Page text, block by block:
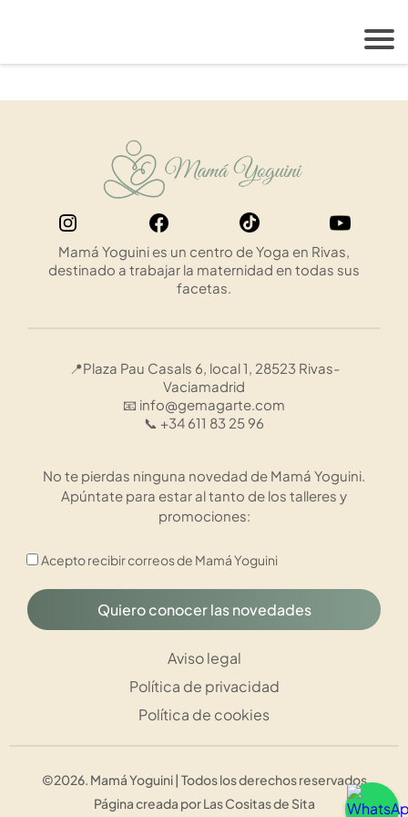
Mamá Yoguini es un centro de Yoga en Rivas,
destinado a trabajar la maternidad en todas sus
facetas.
📍Plaza Pau Casals 6, local 1, 28523 Rivas-
Vaciamadrid
📧 info@gemagarte.com
📞 +34 611 83 25 96
No te pierdas ninguna novedad de Mamá Yoguini.
Apúntate para estar al tanto de los talleres y
promociones:
Acepto recibir correos de Mamá Yoguini
Quiero conocer las novedades
Aviso legal
Política de privacidad
Política de cookies
©2026. Mamá Yoguini | Todos los derechos reservados
Página creada porLas Cositas de Sita